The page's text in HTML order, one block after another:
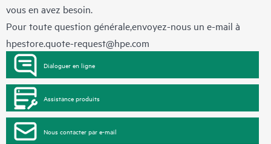
vous en avez besoin.
Pour toute question générale,envoyez-nous un e-mail à
hpestore.quote-request@hpe.com
Dialoguer en ligne
Assistance produits
Nous contacter par e-mail